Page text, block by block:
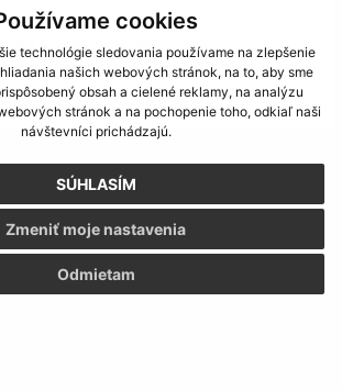
cookies
technológie sledovania používame na zlepšenie
našich webových stránok, na to, aby sme
obsah a cielené reklamy, na analýzu
stránok a na pochopenie toho, odkiaľ naši
návštevníci prichádzajú.
SÚHLASÍM
Odmietam
Zmeniť moje nastavenia
kúpnej zmluve
zobraziť ďalšie
Mobilná aplikácia